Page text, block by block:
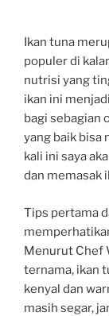
Ikan tuna
populer di
nutrisi yang
ikan ini
bagi sebagian
yang baik bisa
kali ini saya
dan memasak
Tips pertama
Menurut Chef
ternama, ikan
kenyal dan
masih segar,